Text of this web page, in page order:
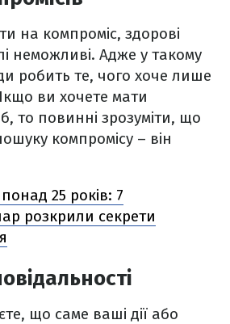
на компроміс, здорові
неможливі. Адже у такому
робить те, чого хоче лише
ви хочете мати
то повинні зрозуміти, що
компромісу – він
25 років: 7
розкрили секрети
що саме ваші дії або